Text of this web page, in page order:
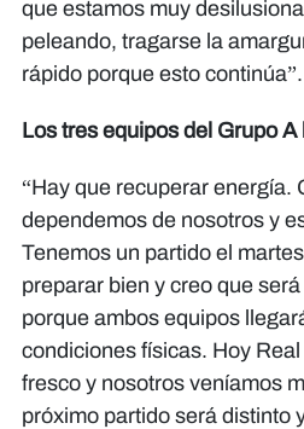
que estamos muy
peleando, tragarse la
rápido porque esto continúa”.​​​​​​
Los tres equipos del Grupo
“Hay que recuperar energía.
dependemos de nosotros y
Tenemos un partido el
preparar bien y creo que
porque ambos equipos
condiciones físicas. Hoy
fresco y nosotros veníamos
próximo partido será distinto